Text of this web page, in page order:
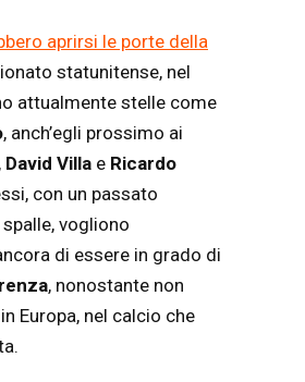
aprirsi le porte della
statunitense, nel
attualmente stelle come
, anch’egli prossimo ai
David Villa e Ricardo
con un passato
vogliono
di essere in grado di
, nonostante non
Europa, nel calcio che